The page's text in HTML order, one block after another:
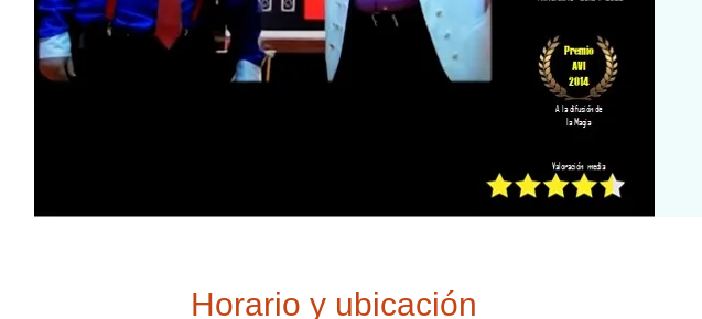
Horario y ubicación